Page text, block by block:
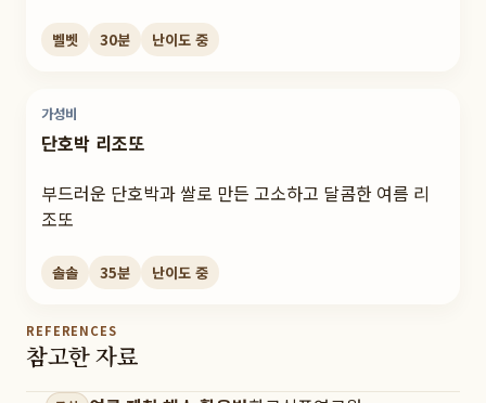
벨벳 30분 난이도 중
가성비
단호박 리조또
부드러운 단호박과 쌀로 만든 고소하고 달콤한 여름 리
조또
솔솔 35분 난이도 중
REFERENCES
참고한 자료